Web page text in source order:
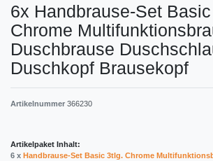
6x Handbrause-Set
Chrome
Duschbrause
Duschkopf Brausekopf
Artikelnummer 366230
Artikelpaket Inhalt:
6 x Handbrause-Set Basic 3tlg. Chrome